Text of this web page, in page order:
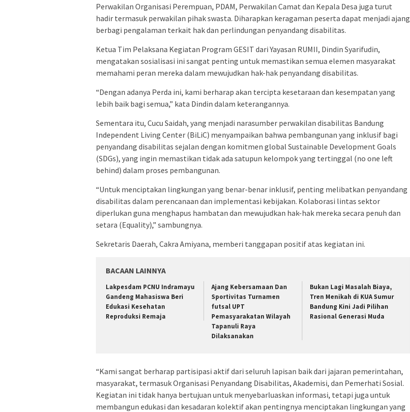
Perwakilan Organisasi Perempuan, PDAM, Perwakilan Camat dan Kepala Desa juga turut
hadir termasuk perwakilan pihak swasta. Diharapkan keragaman peserta dapat menjadi ajang
berbagi pengalaman terkait hak dan perlindungan penyandang disabilitas.
Ketua Tim Pelaksana Kegiatan Program GESIT dari Yayasan RUMII, Dindin Syarifudin,
mengatakan sosialisasi ini sangat penting untuk memastikan semua elemen masyarakat
memahami peran mereka dalam mewujudkan hak-hak penyandang disabilitas.
“Dengan adanya Perda ini, kami berharap akan tercipta kesetaraan dan kesempatan yang
lebih baik bagi semua,” kata Dindin dalam keterangannya.
Sementara itu, Cucu Saidah, yang menjadi narasumber perwakilan disabilitas Bandung
Independent Living Center (BiLiC) menyampaikan bahwa pembangunan yang inklusif bagi
penyandang disabilitas sejalan dengan komitmen global Sustainable Development Goals
(SDGs), yang ingin memastikan tidak ada satupun kelompok yang tertinggal (no one left
behind) dalam proses pembangunan.
“Untuk menciptakan lingkungan yang benar-benar inklusif, penting melibatkan penyandang
disabilitas dalam perencanaan dan implementasi kebijakan. Kolaborasi lintas sektor
diperlukan guna menghapus hambatan dan mewujudkan hak-hak mereka secara penuh dan
setara (Equality),” sambungnya.
Sekretaris Daerah, Cakra Amiyana, memberi tanggapan positif atas kegiatan ini.
BACAAN LAINNYA
Lakpesdam PCNU Indramayu
Gandeng Mahasiswa Beri
Edukasi Kesehatan
Reproduksi Remaja
Ajang Kebersamaan Dan
Sportivitas Turnamen
futsal UPT
Pemasyarakatan Wilayah
Tapanuli Raya
Dilaksanakan
Bukan Lagi Masalah Biaya,
Tren Menikah di KUA Sumur
Bandung Kini Jadi Pilihan
Rasional Generasi Muda
“Kami sangat berharap partisipasi aktif dari seluruh lapisan baik dari jajaran pemerintahan,
masyarakat, termasuk Organisasi Penyandang Disabilitas, Akademisi, dan Pemerhati Sosial.
Kegiatan ini tidak hanya bertujuan untuk menyebarluaskan informasi, tetapi juga untuk
membangun edukasi dan kesadaran kolektif akan pentingnya menciptakan lingkungan yang